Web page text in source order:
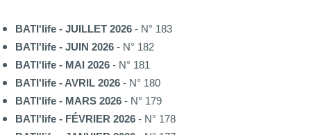
BATI'life - JUILLET 2026 - N° 183
BATI'life - JUIN 2026 - N° 182
BATI'life - MAI 2026 - N° 181
BATI'life - AVRIL 2026 - N° 180
BATI'life - MARS 2026 - N° 179
BATI'life - FÉVRIER 2026 - N° 178